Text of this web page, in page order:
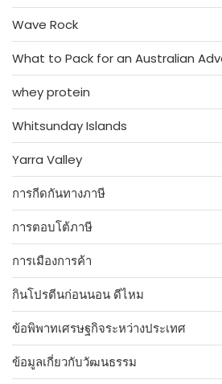
Wave Rock
What to Pack for an Australian
whey protein
Whitsunday Islands
Yarra Valley
การกีดกันทางภาษี
การตอบโต้ภาษี
การเมืองการค้า
กินโปรตีนก่อนนอน ดีไหม
ข้อพิพาทเศรษฐกิจระหว่างประเทศ
ข้อมูลเกี่ยวกับวัฒนธรรม